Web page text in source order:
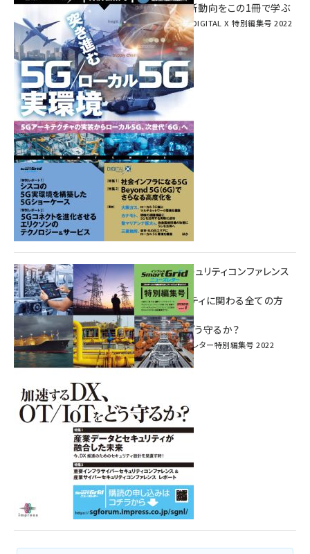
次世代通信規格「5G」最新動向をこの1冊で学ぶ
SmartGrid ニューズレター × DIGITAL X 特別編集号 2022
Summer
重要インフラサイバーセキュリティコンファレンス
特別電子版！
― 産業サイバーセキュリティに関わる全ての方
へ！ ―
加速するDX、OT/IoTをどう守るか？
インプレス SmartGridニューズレター特別編集号 2022
Vol.1